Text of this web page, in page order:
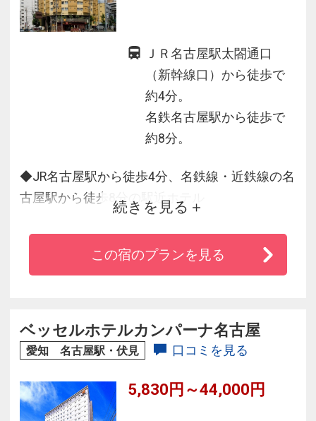
ＪＲ名古屋駅太閤通口
（新幹線口）から徒歩で
約4分。
名鉄名古屋駅から徒歩で
約8分。
◆JR名古屋駅から徒歩4分、名鉄線・近鉄線の名
古屋駅から徒歩8分の駅近ホテル
◆ロビーに設置された専用ステーションから必
要なアメニティや貸出品を自由にお選びいただ
続きを見る
この宿のプランを見る
ベッセルホテルカンパーナ名古屋
愛知 名古屋駅・伏見 口コミを見る
5,830円～44,000円